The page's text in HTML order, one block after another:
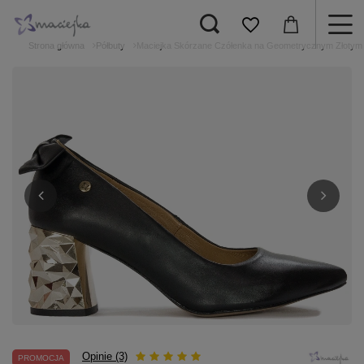
Strona główna Półbuty
PROMOCJA Opinie (3)